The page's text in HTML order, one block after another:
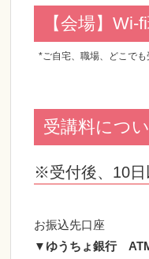
【会場】
*ご自宅、職場、どこでも
受講料につ
※受付後、10日
お振込先口座
▼ ゆうちょ銀行